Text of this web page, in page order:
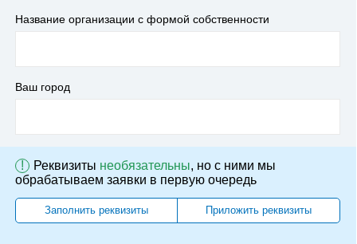
Название организации с формой собственности
Ваш город
! Реквизиты необязательны, но с ними мы
обрабатываем заявки в первую очередь
Заполнить реквизиты Приложить реквизиты